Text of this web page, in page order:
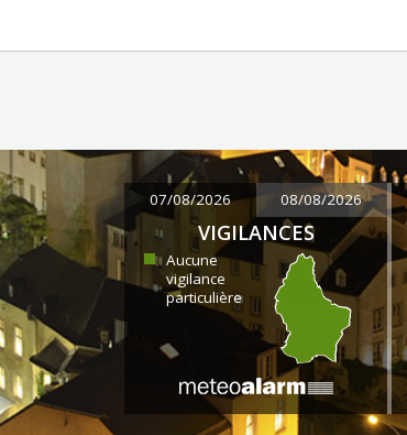
07/08/2026 08/08/2026
VIGILANCES
Aucune
vigilance
particulière